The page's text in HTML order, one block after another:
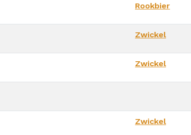
Rookbier
Zwickel
Zwickel
Zwickel